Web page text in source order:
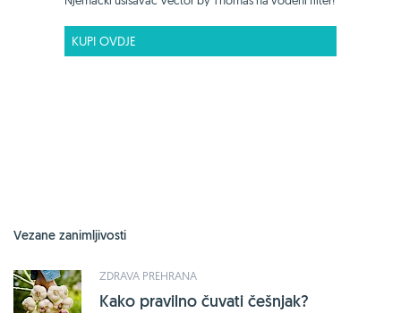
KUPI OVDJE
Vezane zanimljivosti
ZDRAVA PREHRANA
Kako pravilno čuvati češnjak?